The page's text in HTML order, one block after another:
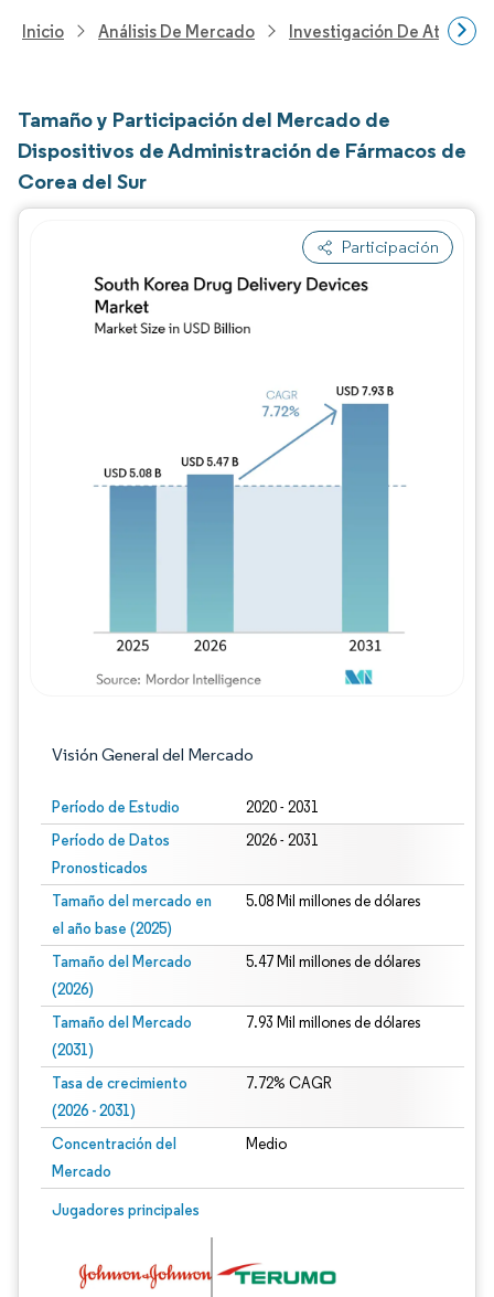
Inicio Análisis De Mercado Investigación De
Tamaño y Participación del Mercado de
Dispositivos de Administración de Fármacos de
Corea del Sur
Participación
Visión General del Mercado
Período de Estudio 2020 - 2031
Período de Datos
Pronosticados
2026 - 2031
Tamaño del mercado en
el año base (2025)
5.08 Mil millones de dólares
Tamaño del Mercado
(2026)
5.47 Mil millones de dólares
Tamaño del Mercado
(2031)
7.93 Mil millones de dólares
Tasa de crecimiento
(2026 - 2031)
7.72% CAGR
Concentración del
Mercado
Medio
Jugadores principales
Imagen © Mordor Intelligence. El uso requiere atribución según CC BY 4.0.